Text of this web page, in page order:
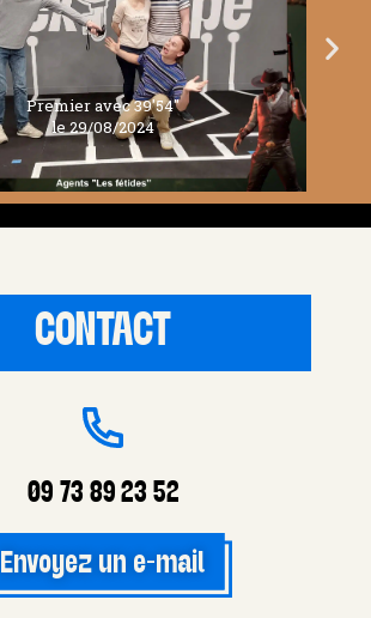
Premier avec 39'54''
le 29/08/2024
CONTACT
09 73 89 23 52
Envoyez un e-mail